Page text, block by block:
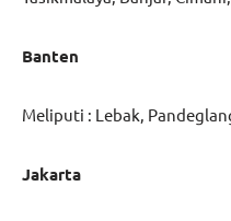
Banten
Meliputi : Lebak,
Jakarta